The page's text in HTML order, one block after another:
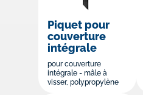
Piquet pour
couverture
intégrale
pour couverture
intégrale - mâle à
visser, polypropylène